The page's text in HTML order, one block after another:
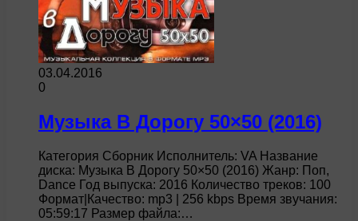
03.04.2016
0
Музыка В Дорогу 50×50 (2016)
Категория Сборник Исполнитель: VA Название
диска: Музыка В Дорогу 50×50 (2016) Жанр: Поп,
Dance Год выпуска: 2016 Количество треков: 100
Формат|Качество: mp3 | 256 kbps Время звучания:
05:59:17 Размер файла:…